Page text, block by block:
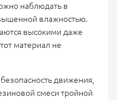
наблюдать в
влажностью.
высокими даже
материал не
движения,
смеси тройной